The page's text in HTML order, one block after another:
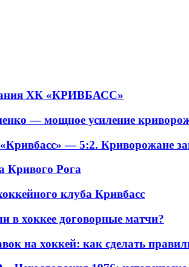
ХК «КРИВБАСС»
— мощное усиление
— 5:2. Криворожане
Кривого Рога
клуба Кривбасс
в хоккее договорные матчи?
на хоккей: как сделать